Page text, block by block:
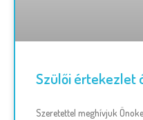
Szülői értekezlet
Szeretettel meghívjuk